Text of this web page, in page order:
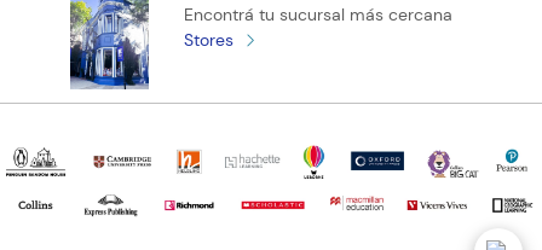
Encontrá tu sucursal más cercana
Stores